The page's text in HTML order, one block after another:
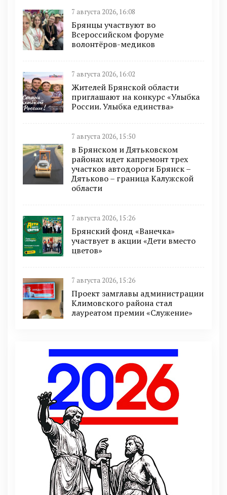
7 августа 2026, 16:08
Брянцы участвуют во
Всероссийском форуме
волонтёров-медиков
7 августа 2026, 16:02
Жителей Брянской области
приглашают на конкурс «Улыбка
России. Улыбка единства»
7 августа 2026, 15:50
в Брянском и Дятьковском
районах идет капремонт трех
участков автодороги Брянск –
Дятьково – граница Калужской
области
7 августа 2026, 15:26
Брянский фонд «Ванечка»
участвует в акции «Дети вместо
цветов»
7 августа 2026, 15:26
Проект замглавы администрации
Климовского района стал
лауреатом премии «Служение»